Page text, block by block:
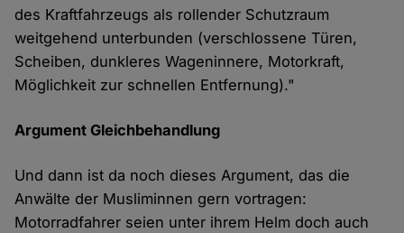
des Kraftfahrzeugs als rollender Schutzraum
weitgehend unterbunden (verschlossene Türen,
Scheiben, dunkleres Wageninnere, Motorkraft,
Möglichkeit zur schnellen Entfernung)."
Argument Gleichbehandlung
Und dann ist da noch dieses Argument, das die
Anwälte der Musliminnen gern vortragen:
Motorradfahrer seien unter ihrem Helm doch auch